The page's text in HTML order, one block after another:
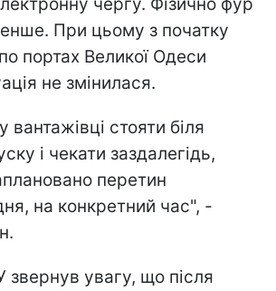
При цьому з початку
портах Великої Одеси
не змінилася.
стояти біля
і чекати заздалегідь,
перетин
на конкретний час", -
увагу, що після